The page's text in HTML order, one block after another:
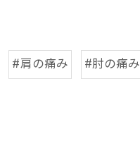
#肩の痛み #肘の痛み